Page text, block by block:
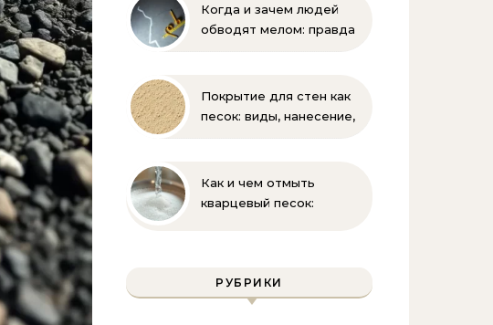
Когда и зачем людей
обводят мелом: правда
Покрытие для стен как
песок: виды, нанесение,
Как и чем отмыть
кварцевый песок:
РУБРИКИ